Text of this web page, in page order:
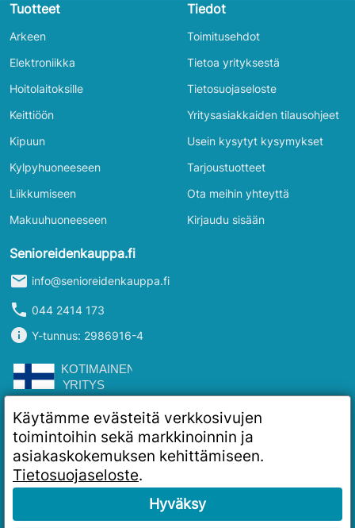
Tuotteet
Arkeen
Elektroniikka
Hoitolaitoksille
Keittiöön
Kipuun
Kylpyhuoneeseen
Liikkumiseen
Makuuhuoneeseen
Tiedot
Toimitusehdot
Tietoa yrityksestä
Tietosuojaseloste
Yritysasiakkaiden tilausohjeet
Usein kysytyt kysymykset
Tarjoustuotteet
Ota meihin yhteyttä
Kirjaudu sisään
Senioreidenkauppa.fi
mail info@senioreidenkauppa.fi
phone 044 2414 173
info Y-tunnus: 2986916-4
Käytämme evästeitä verkkosivujen
toimintoihin sekä markkinoinnin ja
asiakaskokemuksen kehittämiseen.
Tietosuojaseloste.
Hyväksy